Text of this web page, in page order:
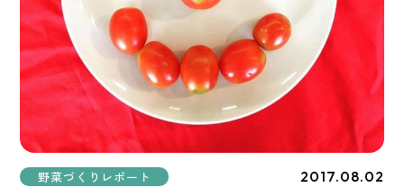
野菜づくりレポート 2017.08.02